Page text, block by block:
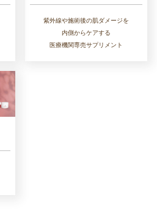
紫外線や施術後の肌ダメージを
内側からケアする
医療機関専売サプリメント